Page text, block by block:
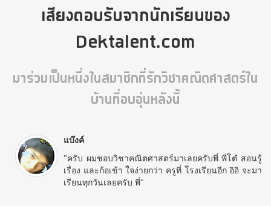
เสียงตอบรับจากนักเรียนของ
Dektalent.com
มาร่วมเป็นหนึ่งในสมาชิกที่รักวิชาคณิตศาสตร์ใน
บ้านที่อบอุ่นหลังนี้
แบ๊งค์
"ครับ ผมชอบวิชาคณิตศาสตร์มาเลยครับพี่ พี่โต๋ สอนรู้
เรื่อง และก้อเข้า ใจง่ายกว่า ครูที่ โรงเรียนอีก อิอิ จะมา
เรียนทุกวันเลยครับ พี่"